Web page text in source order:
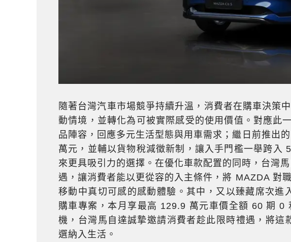
隨著台灣汽車市場競爭持續升溫，消費者在購車決策
動情境，並轉化為可被實際感受的使用價值。對應此
品陣容，回應多元生活型態與用車需求；繼日前推出
萬元，並輔以貨物稅減徵新制，讓入手門檻一舉跨入
來更具吸引力的選擇。在優化車款配置的同時，台灣
遇，讓消費者能以更從容的入主條件，將 MAZDA 對
移動中真切可感的感動體驗。其中，又以臻藏席次進
購車專案，本月享最高 129.9 萬元車價全額 60 期 0
機，台灣馬自達誠摯邀請消費者趁此限時禮遇，將
選納入生活。